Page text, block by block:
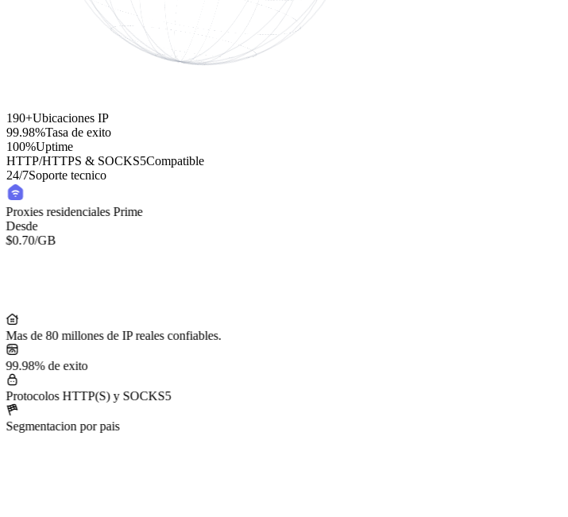
190+Ubicaciones IP
99.98%Tasa de exito
100%Uptime
HTTP/HTTPS & SOCKS5Compatible
24/7Soporte tecnico
Proxies residenciales Prime
Desde
$0.70/GB
Mas de 80 millones de IP reales confiables.
99.98% de exito
Protocolos HTTP(S) y SOCKS5
Segmentacion por pais